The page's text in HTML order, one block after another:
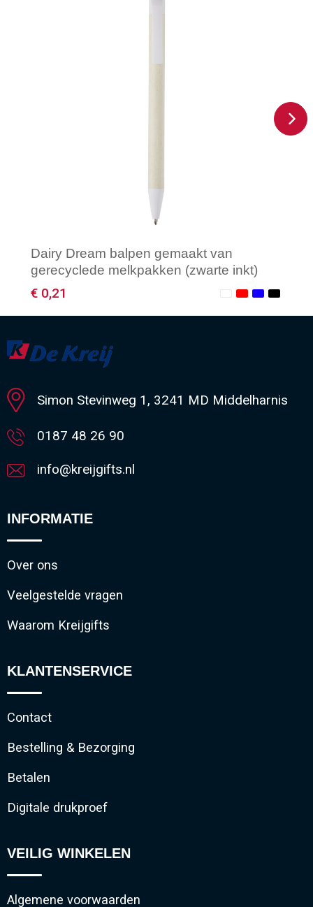
Dairy Dream balpen gemaakt van
gerecyclede melkpakken (zwarte inkt)
€ 0,21
Minimale afname: 1
Simon Stevinweg 1, 3241 MD Middelharnis
0187 48 26 90
info@kreijgifts.nl
INFORMATIE
Over ons
Veelgestelde vragen
Waarom Kreijgifts
KLANTENSERVICE
Contact
Bestelling & Bezorging
Betalen
Digitale drukproef
VEILIG WINKELEN
Algemene voorwaarden